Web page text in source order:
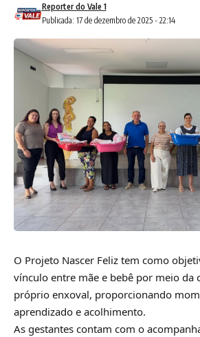
Publicada: 17 de dezembro de 2025 - 22:14
Reporter do Vale 1
O Projeto Nascer Feliz tem como
vínculo entre mãe e bebê por meio da
próprio enxoval, proporcionando
aprendizado e acolhimento.
As gestantes contam com o